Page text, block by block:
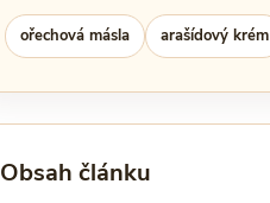
ořechová másla arašídový krém
Obsah článku